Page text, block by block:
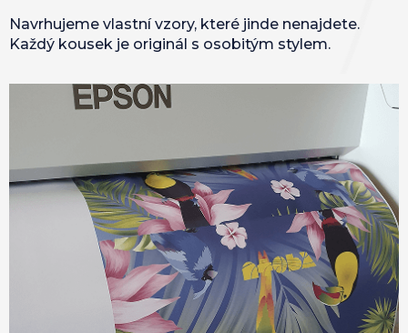
Navrhujeme vlastní vzory, které jinde nenajdete.
Každý kousek je originál s osobitým stylem.